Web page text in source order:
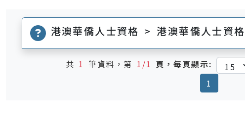
港澳華僑人士資格 > 港澳華僑人士資格
共 1 筆資料，第 1/1 頁，每頁顯示:
1